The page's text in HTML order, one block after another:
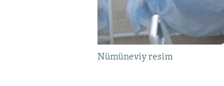
Nümüneviy resim